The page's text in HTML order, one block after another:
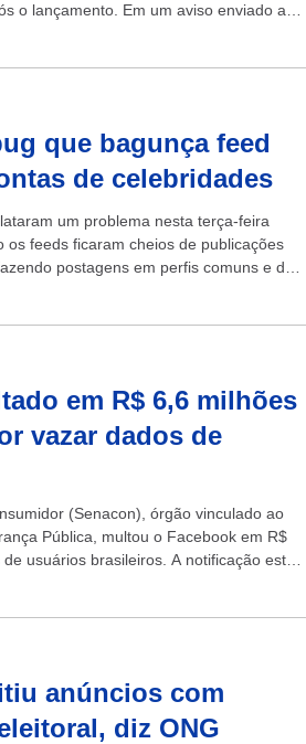
o lançamento. Em um aviso enviado aos
que bagunça feed
de celebridades
um problema nesta terça-feira
os feeds ficaram cheios de publicações
postagens em perfis comuns e de
em R$ 6,6 milhões
vazar dados de
(Senacon), órgão vinculado ao
Pública, multou o Facebook em R$
usuários brasileiros. A notificação está
anúncios com
diz ONG